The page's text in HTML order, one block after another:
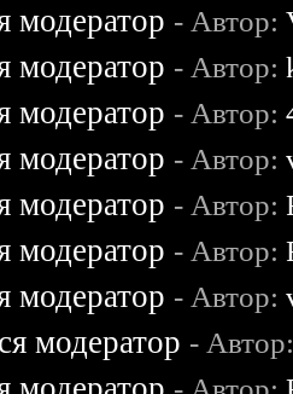
модератор - Автор:
модератор - Автор:
модератор - Автор:
модератор - Автор:
модератор - Автор:
модератор - Автор:
модератор - Автор:
модератор -